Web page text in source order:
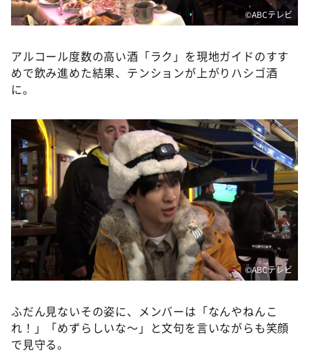
©️ABCテレビ
アルコール度数の高い酒「ラク」を現地ガイドのすす
めで飲み進めた結果、テンションが上がりハシゴ酒
に。
©️ABCテレビ
ふだん見ないその姿に、メンバーは「なんやねんこ
れ！」「めずらしいな〜」と文句を言いながらも笑顔
で見守る。